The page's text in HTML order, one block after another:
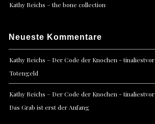
Kathy Reichs – the bone collection
Neueste Kommentare
Kathy Reichs – Der Code der Knochen - tinaliestvor
Totengeld
Kathy Reichs – Der Code der Knochen - tinaliestvor
Das Grab ist erst der Anfang